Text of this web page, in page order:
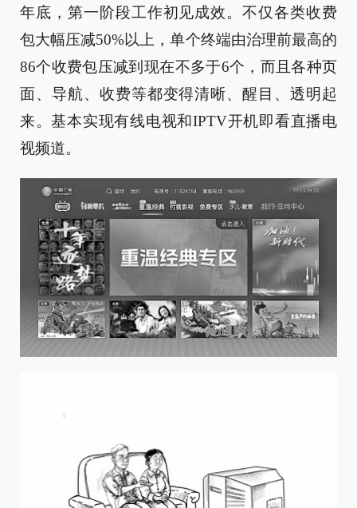
年底，第一阶段工作初见成效。不仅各类收费
包大幅压减50%以上，单个终端由治理前最高的
86个收费包压减到现在不多于6个，而且各种页
面、导航、收费等都变得清晰、醒目、透明起
来。基本实现有线电视和IPTV开机即看直播电
视频道。